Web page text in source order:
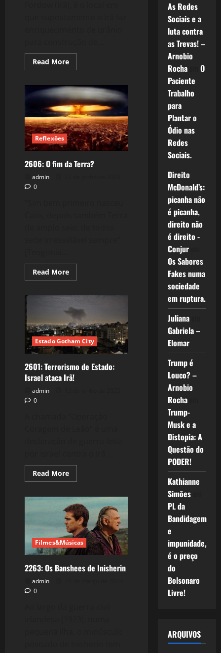
Read MoreRead
more
EUA-
Israel,
o
consórcio
da
Guerra
Suja
ao
Irã
e
mundo!
Reflexões
2606: O fim da Terra?
admin
0
Read MoreRead
more
O
fim
da
Terra?
Estado Gotham City
2601: Terrorismo de Estado:
Israel ataca Irã!
admin
0
Read MoreRead
more
Terrorismo
de
Estado:
Israel
ataca
Irã!
Filmes&Músicas
2263: Os Banshees de Inisherin
admin
0
As Redes
Sociais e a
luta contra
as Trevas! –
Arnobio
Rochaem O
Paciente
Trabalho
para
Plantar o
Ódio nas
Redes
Sociais.
Direito
McDonald’s:
picanha não
é picanha,
direito não
é direito -
Conjurem
Os Sabores
Fakes numa
sociedade
em ruptura.
Julianaem
Gabriela –
Elomar
Trump é
Louco? –
Arnobio
Rochaem
Trump-
Musk e a
Distopia: A
Questão do
PODER!
Kathianne
Simõesem
PL da
Bandidagem
e
impunidade,
é o preço
do
Bolsonaro
Livre!
ARQUIVOS